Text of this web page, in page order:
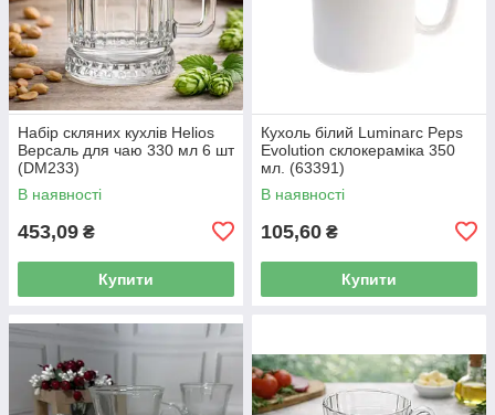
Набір скляних кухлів Helios
Версаль для чаю 330 мл 6 шт
(DM233)
В наявності
453,09 ₴
Купити
Кухоль білий Luminarc Peps
Evolution склокераміка 350
мл. (63391)
В наявності
105,60 ₴
Купити